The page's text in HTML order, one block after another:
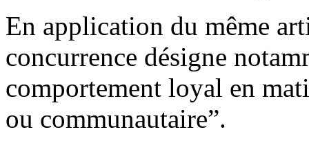
En application du même
concurrence désigne
comportement loyal en
ou communautaire”.